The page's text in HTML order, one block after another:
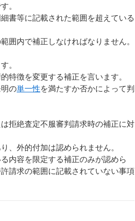
。
書等に記載された範囲を超えている
囲内で補正しなければなりません。
。
特徴を変更する補正を言います。
の単一性を満たすか否かによって判
拒絶査定不服審判請求時の補正に対
、外的付加は認められません。
内容を限定する補正のみが認めら
請求の範囲に記載されていない事項